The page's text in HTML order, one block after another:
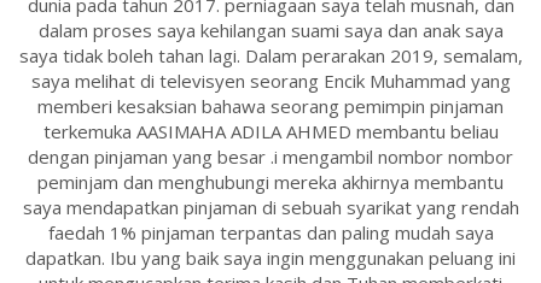
dunia pada tahun 2017. perniagaan saya telah musnah, dan
dalam proses saya kehilangan suami saya dan anak saya
saya tidak boleh tahan lagi. Dalam perarakan 2019, semalam,
saya melihat di televisyen seorang Encik Muhammad yang
memberi kesaksian bahawa seorang pemimpin pinjaman
terkemuka AASIMAHA ADILA AHMED membantu beliau
dengan pinjaman yang besar .i mengambil nombor nombor
peminjam dan menghubungi mereka akhirnya membantu
saya mendapatkan pinjaman di sebuah syarikat yang rendah
faedah 1% pinjaman terpantas dan paling mudah saya
dapatkan. Ibu yang baik saya ingin menggunakan peluang ini